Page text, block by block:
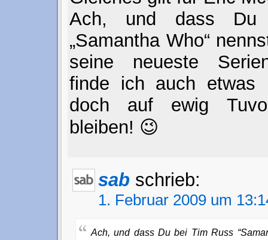
Ach, und dass
„Samantha Who“
seine neueste
finde ich auch
doch auf ewig
bleiben! 😉
sab schrieb:
1. Februar 2009 um
Ach, und dass Du bei Tim Russ